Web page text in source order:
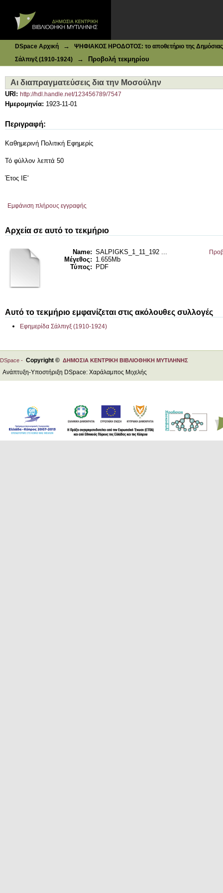
DSpace Αρχική →
ΨΗΦΙΑΚΟΣ ΗΡΟΔΟΤΟΣ: το αποθετήριο της Δημόσιας
Σάλπιγξ (1910-1924)
→ Προβολή τεκμηρίου
Αι διαπραγματεύσεις δια την Μοσούλην
URI: http://hdl.handle.net/123456789/7547
Ημερομηνία: 1923-11-01
Περιγραφή:
Καθημερινή Πολιτική Εφημερίς
Τό φύλλον λεπτά 50
Έτος ΙΕ'
Εμφάνιση πλήρους εγγραφής
Αρχεία σε αυτό το τεκμήριο
Name: SALPIGKS_1_11_192 ...
Μέγεθος: 1.655Mb
Τύπος:
PDF
Αυτό το τεκμήριο εμφανίζεται στις ακόλουθες συλλογές
Εφημερίδα Σάλπιγξ (1910-1924)
DSpace - Copyright © ΔΗΜΟΣΙΑ ΚΕΝΤΡΙΚΗ ΒΙΒΛΙΟΘΗΚΗ ΜΥΤΙΛΗΝΗΣ
Ανάπτυξη-Υποστήριξη DSpace: Χαράλαμπος Μιχελής